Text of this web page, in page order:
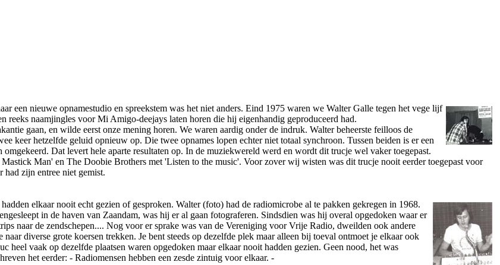
een nieuwe opnamestudio en spreekstem was het niet anders. Eind 1975 waren we Walter Galle tegen het vege lijf
naamjingles voor Mi Amigo-deejays laten horen die hij eigenhandig geproduceerd had.
gaan, en wilde eerst o­nze mening horen. We waren aardig o­nder de indruk. Walter beheerste feilloos de
keer hetzelfde geluid opnieuw op. Die twee opnames lopen echter niet totaal synchroon. Tussen beiden is er een
Dat levert hele aparte resultaten op. In de muziekwereld werd en wordt dit trucje wel vaker toegepast.
Man' en The Doobie Brothers met 'Listen to the music'. Voor zover wij wisten was dit trucje nooit eerder toegepast voor
had zijn entree niet gemist.
elkaar nooit echt gezien of gesproken. Walter (foto) had de radiomicrobe al te pakken gekregen in 1968.
in de haven van Zaandam, was hij er al gaan fotograferen. Sindsdien was hij overal opgedoken waar er
naar de zendschepen.... Nog voor er sprake was van de Vereniging voor Vrije Radio, dweilden ook andere
diverse grote koersen trekken. Je bent steeds op dezelfde plek maar alleen bij toeval o­ntmoet je elkaar ook
vaak op dezelfde plaatsen waren opgedoken maar elkaar nooit hadden gezien. Geen nood, het was
het eerder: - Radiomensen hebben een zesde zintuig voor elkaar. -